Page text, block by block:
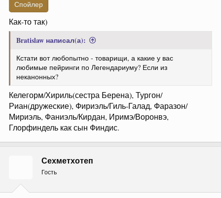
Спойлер
Как-то так)
Bratislaw написал(а):
Кстати вот любопытно - товарищи, а какие у вас
любимые пейринги по Легендариуму? Если из
неканонных?
Келегорм/Хириль(сестра Берена), Тургон/
Риан(дружеские), Фириэль/Гиль-Галад, Фаразон/
Мириэль, Фаниэль/Кирдан, Иримэ/Воронвэ,
Глорфиндель как сын Финдис.
Сехметхотеп
Гость